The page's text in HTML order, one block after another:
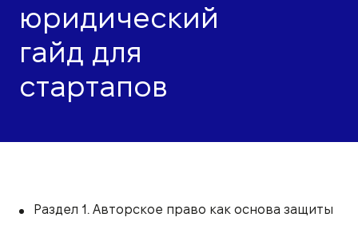
юридический
гайд для
стартапов
Раздел 1. Авторское право как основа защиты